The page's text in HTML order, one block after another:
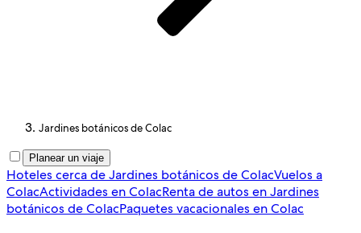
Jardines botánicos de Colac
Planear un viaje
Hoteles cerca de Jardines botánicos de ColacVuelos a
ColacActividades en ColacRenta de autos en Jardines
botánicos de ColacPaquetes vacacionales en Colac